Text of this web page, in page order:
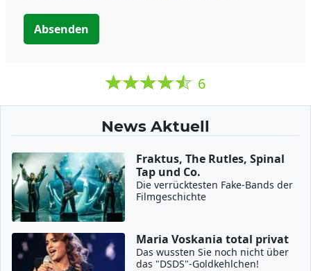
Absenden
6
News Aktuell
Fraktus, The Rutles, Spinal
Tap und Co.
Die verrücktesten Fake-Bands der
Filmgeschichte
Maria Voskania total privat
Das wussten Sie noch nicht über
das "DSDS"-Goldkehlchen!